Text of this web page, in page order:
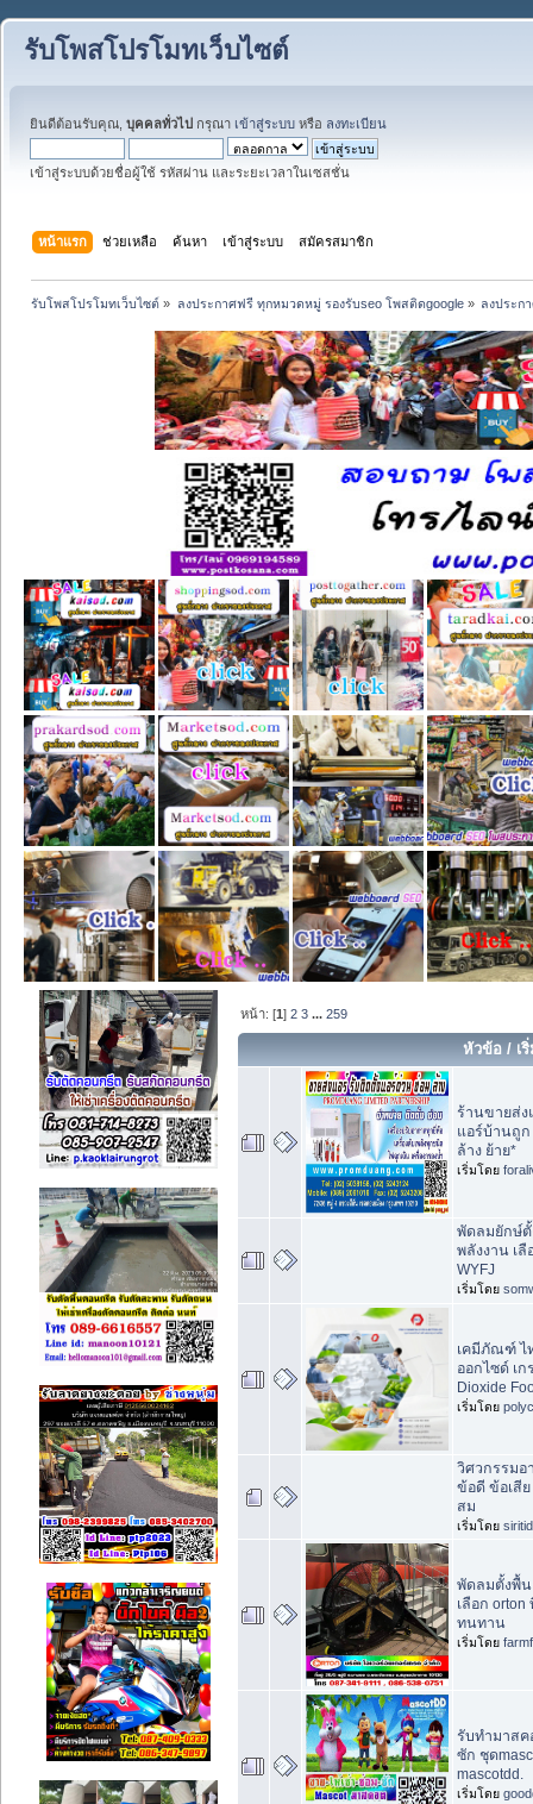
รับโพสโปรโมทเว็บไซต์
ยินดีต้อนรับคุณ, บุคคลทั่วไป กรุณา เข้าสู่ระบบ หรือ ลงทะเบียน
เข้าสู่ระบบด้วยชื่อผู้ใช้ รหัสผ่าน และระยะเวลาในเซสชั่น
หน้าแรก ช่วยเหลือ ค้นหา เข้าสู่ระบบ สมัครสมาชิก
รับโพสโปรโมทเว็บไซต์ » ลงประกาศฟรี ทุกหมวดหมู่ รองรับseo โพสติดgoogle» ลงประก
หน้า: [1]2 3 ...259
หัวข้อ / เ
ร้านขายส่ง
แอร์บ้านถู
ล้าง ย้าย*
เริ่มโดย
พัดลมยักษ์ตั้
พลังงาน เลื
WYFJ
เริ่มโดย
เคมีภัณฑ์ ไ
ออกไซด์ เก
Dioxide
เริ่มโดย
วิศวกรรมอ
ข้อดี ข้อเสี
สม
เริ่มโดย
พัดลมตั้งพื้
เลือก
ทนทาน
เริ่มโดย
รับทำมาสค
ซัก ชุด
mascotdd.
เริ่มโดย